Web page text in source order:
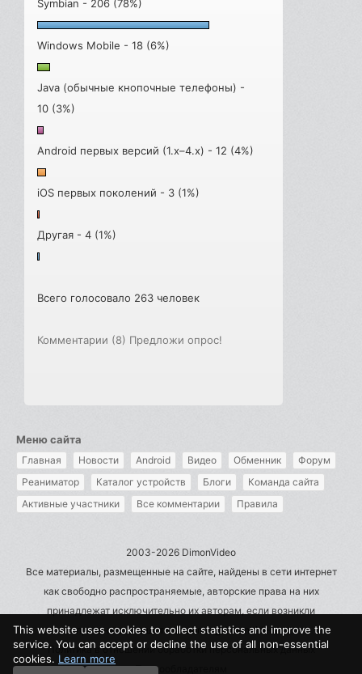
Symbian - 206 (78%)
Windows Mobile - 18 (6%)
Java (обычные кнопочные телефоны) -
10 (3%)
Android первых версий (1.x–4.x) - 12 (4%)
iOS первых поколений - 3 (1%)
Другая - 4 (1%)
Всего голосовало 263 человек
Комментарии (8) Предложи опрос!
Меню сайта
Главная Новости Android Видео Обменник
Форум
Реаниматор
Каталог устройств Блоги
Команда сайта
Активные участники
Все комментарии Правила
2003-2026 DimonVideo
Все материалы, размещенные на сайте, найдены в сети интернет
как свободно распространяемые, авторские права на них
принадлежат исключительно их авторам, если возникли
претензии - пишите на admin@dimonvideo.ru
Политика в отношении обработки персональных данных
Правообладателям
This website uses cookies to collect statistics and improve the
service. You can accept or decline the use of all non-essential
cookies. Learn more